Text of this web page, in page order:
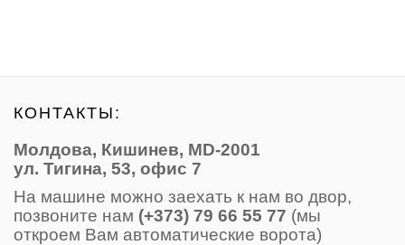
КОНТАКТЫ:
Молдова, Кишинев, MD-2001
ул. Тигина, 53, офис 7
На машине можно заехать к нам во двор,
позвоните нам (+373) 79 66 55 77 (мы
откроем Вам автоматические ворота)